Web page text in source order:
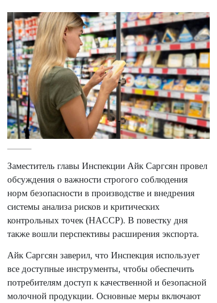
Заместитель главы Инспекции Айк Саргсян провел
обсуждения о важности строгого соблюдения
норм безопасности в производстве и внедрения
системы анализа рисков и критических
контрольных точек (HACCP). В повестку дня
также вошли перспективы расширения экспорта.
Айк Саргсян заверил, что Инспекция использует
все доступные инструменты, чтобы обеспечить
потребителям доступ к качественной и безопасной
молочной продукции. Основные меры включают